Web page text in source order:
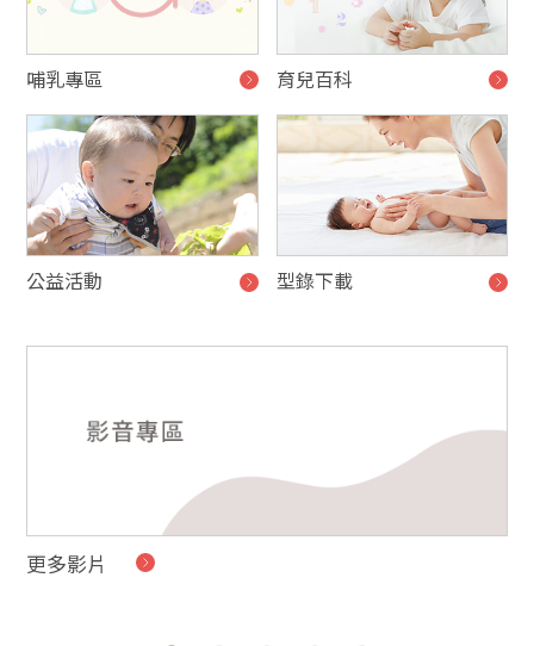
哺乳專區 育兒百科
公益活動 型錄下載
更多影片